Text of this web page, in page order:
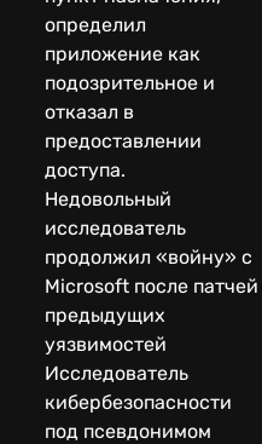
определил
приложение как
подозрительное и
отказал в
предоставлении
доступа.
Недовольный
исследователь
продолжил «войну» с
Microsoft после патчей
предыдущих
уязвимостей
Исследователь
кибербезопасности
под псевдонимом